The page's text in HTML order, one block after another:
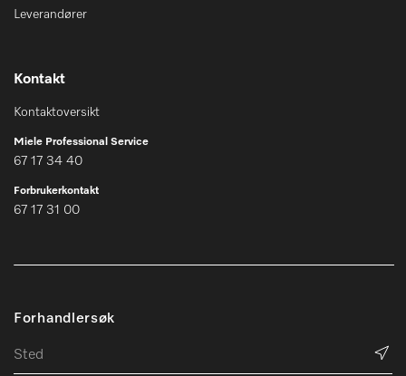
Leverandører
Kontakt
Kontaktoversikt
Miele Professional Service
67 17 34 40
Forbrukerkontakt
67 17 31 00
Forhandlersøk